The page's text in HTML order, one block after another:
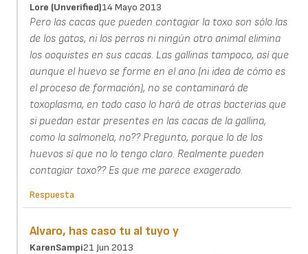
Lore (unverified)14 Mayo 2013
Pero las cacas que pueden contagiar la toxo son sólo las
de los gatos, ni los perros ni ningún otro animal elimina
los ooquistes en sus cacas. Las gallinas tampoco, así que
aunque el huevo se forme en el ano (ni idea de cómo es
el proceso de formación), no se contaminará de
toxoplasma, en todo caso lo hará de otras bacterias que
si puedan estar presentes en las cacas de la gallina,
como la salmonela, no?? Pregunto, porque lo de los
huevos sí que no lo tengo claro. Realmente pueden
contagiar toxo?? Es que me parece exagerado.
Respuesta
Alvaro, has caso tu al tuyo y
KarenSampi21 Jun 2013